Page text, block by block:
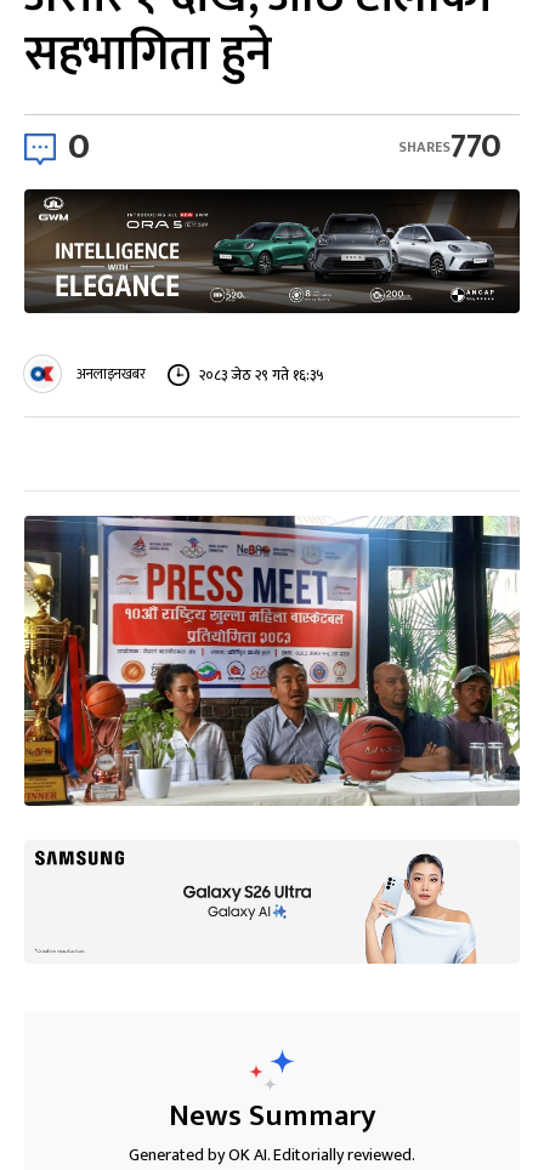
सहभागिता हुने
0 770
SHARES
अनलाइनखबर २०८३ जेठ २९ गते १६:३५
News Summary
Generated by OK AI. Editorially reviewed.